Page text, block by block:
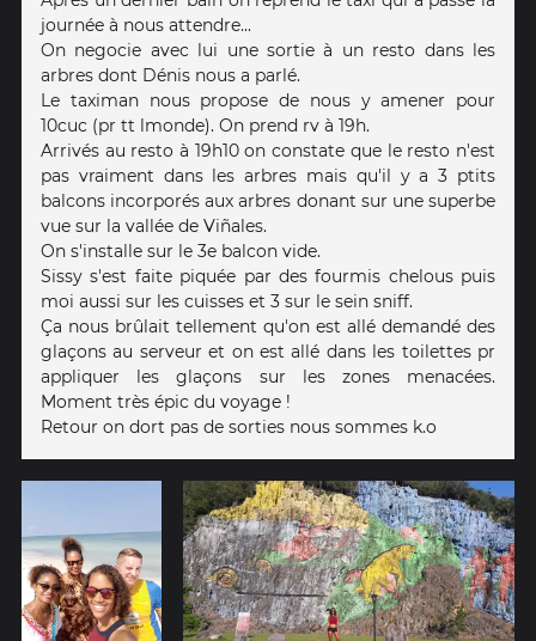
journée à nous attendre...
On negocie avec lui une sortie à un resto dans les
arbres dont Dénis nous a parlé.
Le taximan nous propose de nous y amener pour
10cuc (pr tt lmonde). On prend rv à 19h.
Arrivés au resto à 19h10 on constate que le resto n'est
pas vraiment dans les arbres mais qu'il y a 3 ptits
balcons incorporés aux arbres donant sur une superbe
vue sur la vallée de Viñales.
On s'installe sur le 3e balcon vide.
Sissy s'est faite piquée par des fourmis chelous puis
moi aussi sur les cuisses et 3 sur le sein sniff.
Ça nous brûlait tellement qu'on est allé demandé des
glaçons au serveur et on est allé dans les toilettes pr
appliquer les glaçons sur les zones menacées.
Moment très épic du voyage !
Retour on dort pas de sorties nous sommes k.o